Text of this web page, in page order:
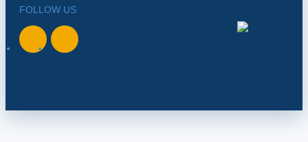
FOLLOW US